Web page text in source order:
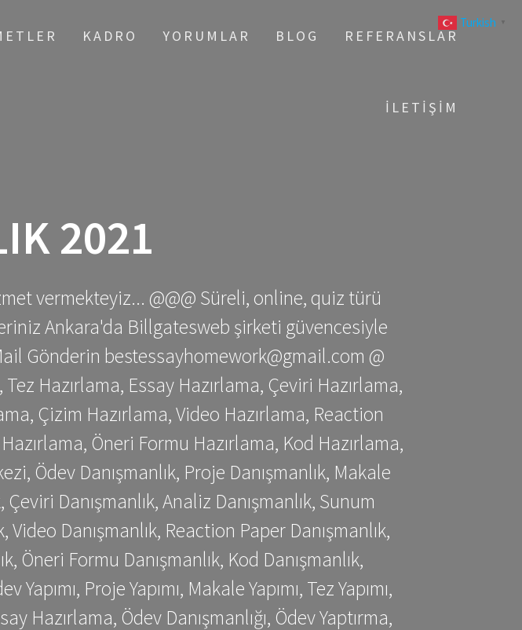
KADRO YORUMLAR BLOG REFERANSLAR
İLETIŞIM
2021
vermekteyiz... @@@ Süreli, online, quiz türü
Ankara'da Billgatesweb şirketi güvencesiyle
Gönderin bestessayhomework@gmail.com @
Hazırlama, Essay Hazırlama, Çeviri Hazırlama,
Çizim Hazırlama, Video Hazırlama, Reaction
Öneri Formu Hazırlama, Kod Hazırlama,
Ödev Danışmanlık, Proje Danışmanlık, Makale
Çeviri Danışmanlık, Analiz Danışmanlık, Sunum
Video Danışmanlık, Reaction Paper Danışmanlık,
Öneri Formu Danışmanlık, Kod Danışmanlık,
Proje Yapımı, Makale Yapımı, Tez Yapımı,
Hazırlama, Ödev Danışmanlığı, Ödev Yaptırma,
Turkish ▼